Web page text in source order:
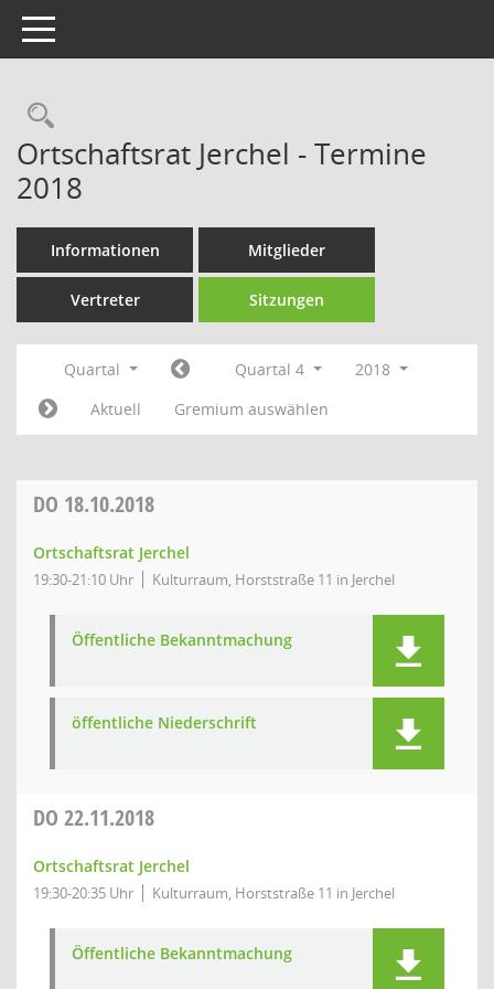
Toggle navigation
Rechercheauswahl
Ortschaftsrat Jerchel - Termine
2018
Informationen Mitglieder
Vertreter Sitzungen
Quartal Quartal 4
2018
Aktuell
Gremium auswählen
DO 18.10.2018
Ortschaftsrat Jerchel
19:30-21:10 Uhr Kulturraum, Horststraße 11 in Jerchel
Öffentliche Bekanntmachung
öffentliche Niederschrift
DO 22.11.2018
Ortschaftsrat Jerchel
19:30-20:35 Uhr Kulturraum, Horststraße 11 in Jerchel
Öffentliche Bekanntmachung